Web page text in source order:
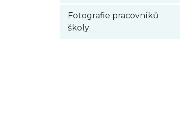
Fotografie pracovníků
školy